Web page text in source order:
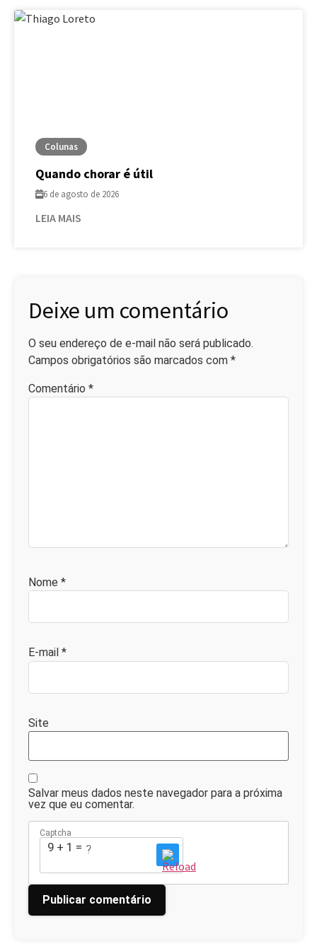
Colunas
Quando chorar é útil
6 de agosto de 2026
LEIA MAIS
Deixe um comentário
O seu endereço de e-mail não será publicado.
Campos obrigatórios são marcados com *
Comentário *
Nome *
E-mail *
Site
Salvar meus dados neste navegador para a próxima
vez que eu comentar.
Captcha
9 + 1 = ?